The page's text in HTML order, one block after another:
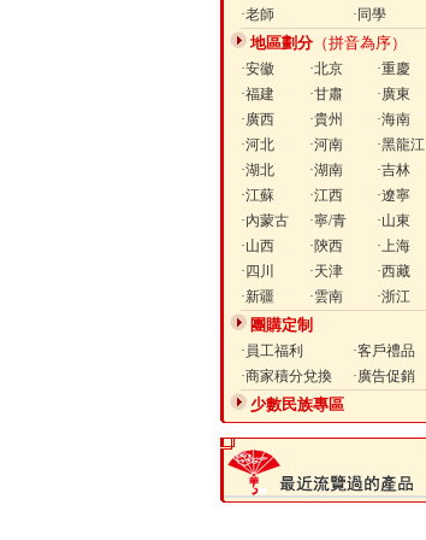
·老師
·同學
地區劃分（拼音為序）
·安徽 ·北京
·重慶
·福建
·甘肅
·廣東
·廣西
·貴州
·海南
·河北
·河南
·黑龍江
·湖北
·湖南
·吉林
·江蘇
·江西
·遼寧
·內蒙古
·寧/青
·山東
·山西
·陝西
·上海
·四川
·天津
·西藏
·新疆
·雲南 ·浙江
團購定制
·員工福利
·客戶禮品
·商家積分兌換
·廣告促銷
少數民族專區